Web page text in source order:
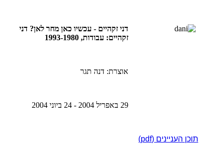
דני זקהיים - עכשיו כאן מחר לאן? דני
זקהיים: עבודות, 1993-1980
אוצרת: דנה תגר
29 באפריל 2004 - 24 ביוני 2004
תוכן העניינים (pdf)